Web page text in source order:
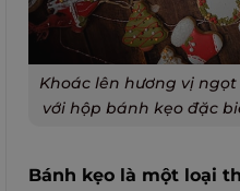
Khoác lên hương vị
với hộp bánh kẹo đặc
Bánh kẹo là một loại